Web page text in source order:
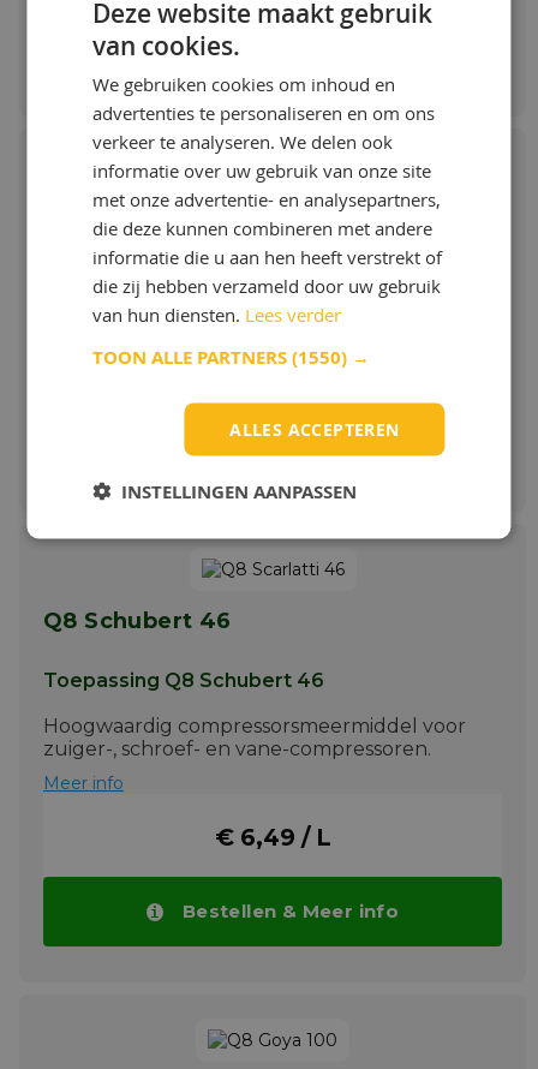
aanbevolen door de meeste fabrikanten
voor Euro 5 en vroegere motormodellen.
Meer info
Bestellen & Meer info
Q8 Terra 4000 UTTO CVT 75W-90
Meer info
€ 5,43 / L
Bestellen & Meer info
Q8 Schubert 46
Toepassing Q8 Schubert 46
Hoogwaardig compressorsmeermiddel voor
zuiger-, schroef- en vane-compressoren.
Meer info
€ 6,49 / L
Bestellen & Meer info
Deze website maakt gebruik
van cookies.
We gebruiken cookies om inhoud en
advertenties te personaliseren en om ons
verkeer te analyseren. We delen ook
informatie over uw gebruik van onze site
met onze advertentie- en analysepartners,
die deze kunnen combineren met andere
informatie die u aan hen heeft verstrekt of
die zij hebben verzameld door uw gebruik
van hun diensten. Lees verder
TOON ALLE PARTNERS(1550) →
ALLES ACCEPTEREN
INSTELLINGEN AANPASSEN